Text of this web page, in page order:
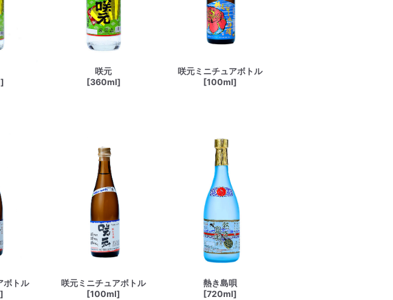
咲元
[360ml]
咲元ミニチュアボトル
[100ml]
ボトル
咲元ミニチュアボトル
[100ml]
熱き島唄
[720ml]